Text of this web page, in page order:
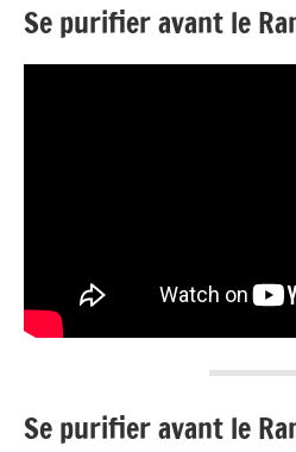
Se purifier avant le
Se purifier avant le